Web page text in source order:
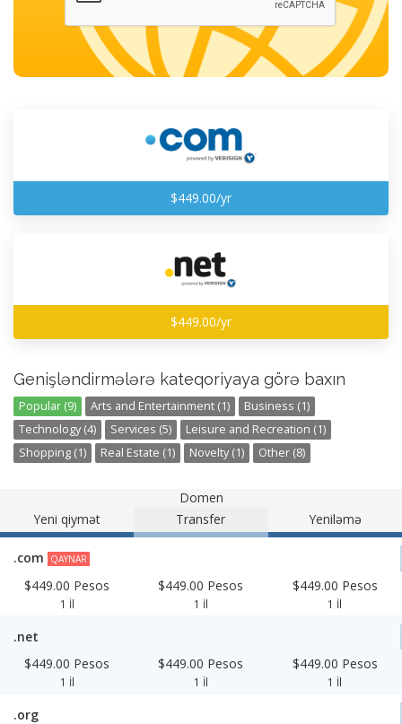
$449.00/yr
$449.00/yr
Genişləndirmələrə kateqoriyaya görə baxın
Popular (9) Arts and Entertainment (1)
Business (1)
Technology (4)
Services (5)
Leisure and Recreation (1)
Shopping (1)
Real Estate (1) Novelty (1) Other (8)
Domen
Yeni qiymət
Transfer Yeniləmə
.com QAYNAR
$449.00 Pesos
1 İl
$449.00 Pesos
1 İl
$449.00 Pesos
1 İl
.net
$449.00 Pesos
1 İl
$449.00 Pesos
1 İl
$449.00 Pesos
1 İl
.org